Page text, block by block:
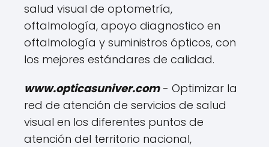
salud visual de optometría,
oftalmología, apoyo diagnostico en
oftalmología y suministros ópticos, con
los mejores estándares de calidad.
www.opticasuniver.com- Optimizar la
red de atención de servicios de salud
visual en los diferentes puntos de
atención del territorio nacional,